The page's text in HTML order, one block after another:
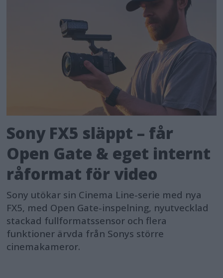
Sony FX5 släppt – får
Open Gate & eget internt
råformat för video
Sony utökar sin Cinema Line-serie med nya
FX5, med Open Gate-inspelning, nyutvecklad
stackad fullformatssensor och flera
funktioner ärvda från Sonys större
cinemakameror.